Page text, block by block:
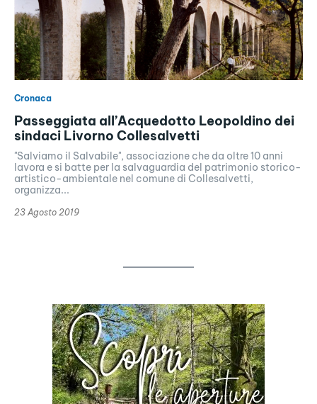
Cronaca
Passeggiata all’Acquedotto Leopoldino dei
sindaci Livorno Collesalvetti
"Salviamo il Salvabile", associazione che da oltre 10 anni
lavora e si batte per la salvaguardia del patrimonio storico-
artistico-ambientale nel comune di Collesalvetti,
organizza...
23 Agosto 2019